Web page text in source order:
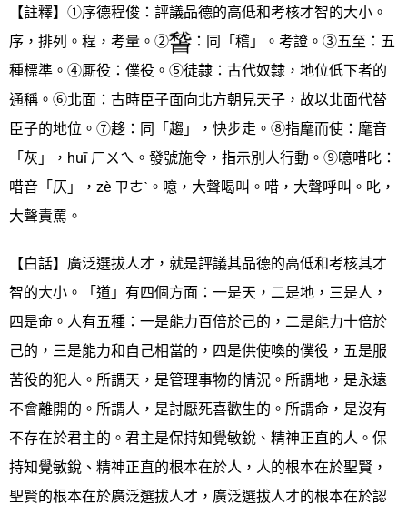
【註釋】①序德程俊：評議品德的高低和考核才智的大小。
序，排列。程，考量。②
：同「稽」。考證。③五至：五
種標準。④厮役：僕役。⑤徒隷：古代奴隸，地位低下者的
通稱。⑥北面：古時臣子面向北方朝見天子，故以北面代替
臣子的地位。⑦趍：同「趨」，快步走。⑧指麾而使：麾音
「灰」，huī ㄏㄨㄟ。發號施令，指示別人行動。⑨噫唶叱：
唶音「仄」，zè ㄗㄜˋ。噫，大聲喝叫。唶，大聲呼叫。叱，
大聲責罵。
【白話】廣泛選拔人才，就是評議其品德的高低和考核其才
智的大小。「道」有四個方面：一是天，二是地，三是人，
四是命。人有五種：一是能力百倍於己的，二是能力十倍於
己的，三是能力和自己相當的，四是供使喚的僕役，五是服
苦役的犯人。所謂天，是管理事物的情況。所謂地，是永遠
不會離開的。所謂人，是討厭死喜歡生的。所謂命，是沒有
不存在於君主的。君主是保持知覺敏銳、精神正直的人。保
持知覺敏銳、精神正直的根本在於人，人的根本在於聖賢，
聖賢的根本在於廣泛選拔人才，廣泛選拔人才的根本在於認